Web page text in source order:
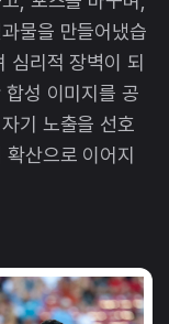
물을 만들어냈습
심리적 장벽이 되
성 이미지를 공
기 노출을 선호
산으로 이어지